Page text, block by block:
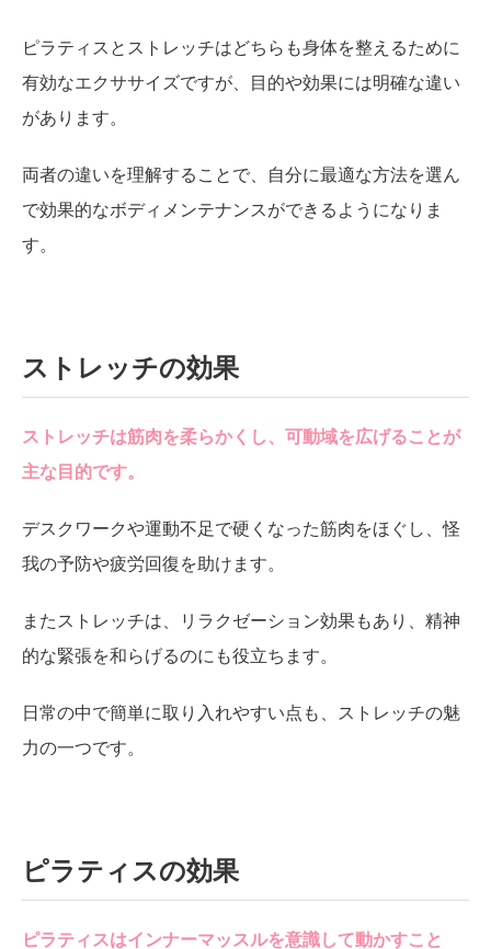
ピラティスとストレッチはどちらも身体を整えるために
有効なエクササイズですが、目的や効果には明確な違い
があります。
両者の違いを理解することで、自分に最適な方法を選ん
で効果的なボディメンテナンスができるようになりま
す。
ストレッチの効果
ストレッチは筋肉を柔らかくし、可動域を広げることが
主な目的です。
デスクワークや運動不足で硬くなった筋肉をほぐし、怪
我の予防や疲労回復を助けます。
またストレッチは、リラクゼーション効果もあり、精神
的な緊張を和らげるのにも役立ちます。
日常の中で簡単に取り入れやすい点も、ストレッチの魅
力の一つです。
ピラティスの効果
ピラティスはインナーマッスルを意識して動かすこと